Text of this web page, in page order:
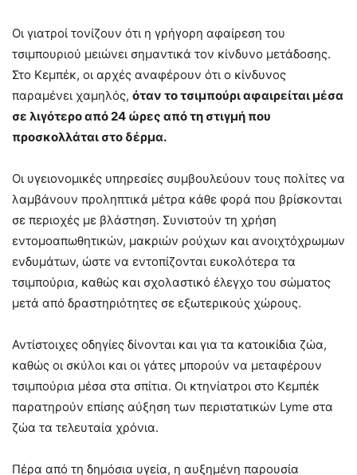
Οι γιατροί τονίζουν ότι η γρήγορη αφαίρεση του
τσιμπουριού μειώνει σημαντικά τον κίνδυνο μετάδοσης.
Στο Κεμπέκ, οι αρχές αναφέρουν ότι ο κίνδυνος
παραμένει χαμηλός, όταν το τσιμπούρι αφαιρείται μέσα
σε λιγότερο από 24 ώρες από τη στιγμή που
προσκολλάται στο δέρμα.
Οι υγειονομικές υπηρεσίες συμβουλεύουν τους πολίτες να
λαμβάνουν προληπτικά μέτρα κάθε φορά που βρίσκονται
σε περιοχές με βλάστηση. Συνιστούν τη χρήση
εντομοαπωθητικών, μακριών ρούχων και ανοιχτόχρωμων
ενδυμάτων, ώστε να εντοπίζονται ευκολότερα τα
τσιμπούρια, καθώς και σχολαστικό έλεγχο του σώματος
μετά από δραστηριότητες σε εξωτερικούς χώρους.
Αντίστοιχες οδηγίες δίνονται και για τα κατοικίδια ζώα,
καθώς οι σκύλοι και οι γάτες μπορούν να μεταφέρουν
τσιμπούρια μέσα στα σπίτια. Οι κτηνίατροι στο Κεμπέκ
παρατηρούν επίσης αύξηση των περιστατικών Lyme στα
ζώα τα τελευταία χρόνια.
Πέρα από τη δημόσια υγεία, η αυξημένη παρουσία